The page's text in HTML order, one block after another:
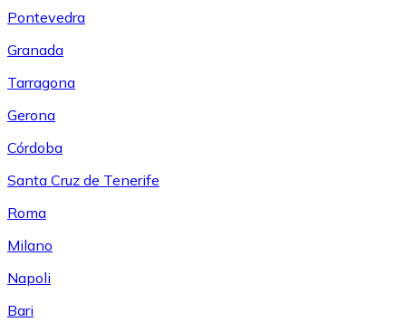
Pontevedra
Granada
Tarragona
Gerona
Córdoba
Santa Cruz de Tenerife
Roma
Milano
Napoli
Bari